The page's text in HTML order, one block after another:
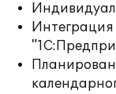
Интеграция